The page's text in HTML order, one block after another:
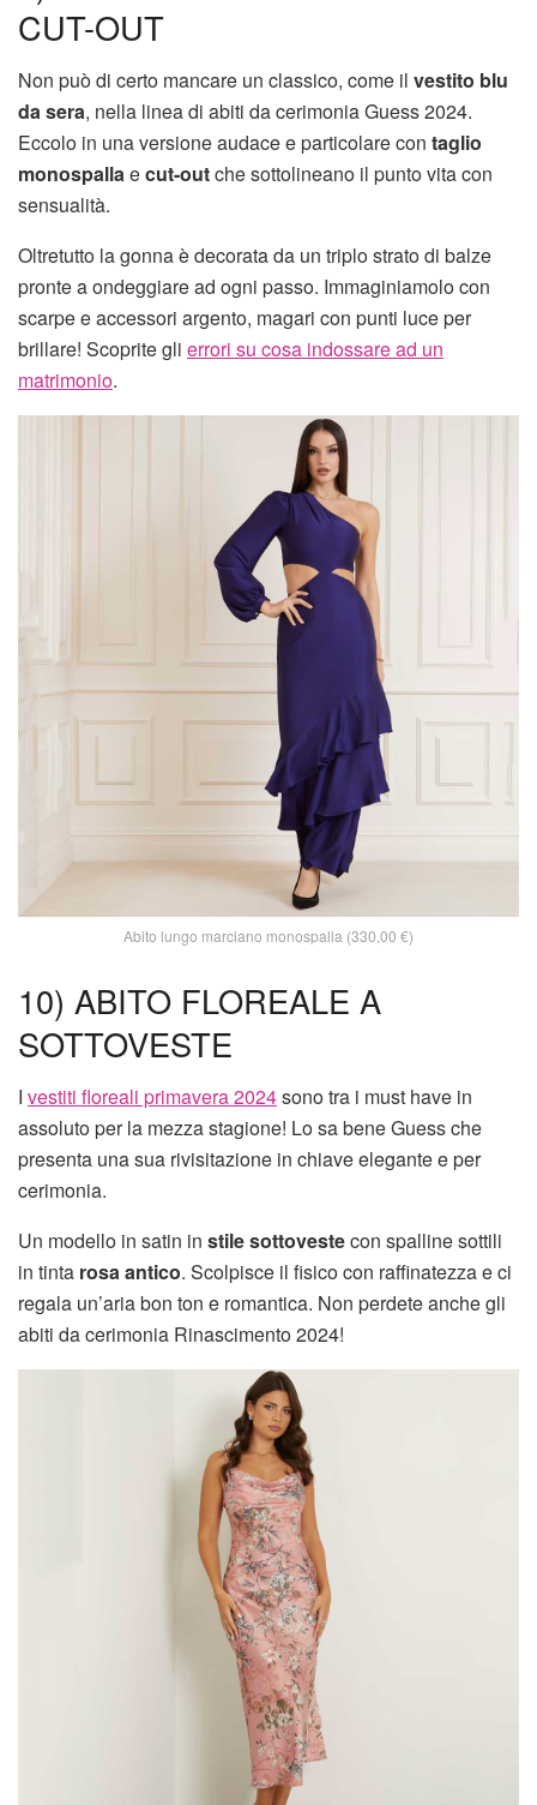
CUT-OUT
Non può di certo mancare un classico, come il vestito blu
da sera, nella linea di abiti da cerimonia Guess 2024.
Eccolo in una versione audace e particolare con taglio
monospallaecut-outche sottolineano il punto vita con
sensualità.
Oltretutto la gonna è decorata da un triplo strato di balze
pronte a ondeggiare ad ogni passo. Immaginiamolo con
scarpe e accessori argento, magari con punti luce per
brillare! Scoprite gli errori su cosa indossare ad un
matrimonio.
Abito lungo marciano monospalla (330,00 €)
10) ABITO FLOREALE A
SOTTOVESTE
I vestiti floreali primavera 2024sono tra i must have in
assoluto per la mezza stagione! Lo sa bene Guess che
presenta una sua rivisitazione in chiave elegante e per
cerimonia.
Un modello in satin in stile sottovestecon spalline sottili
in tinta rosa antico. Scolpisce il fisico con raffinatezza e ci
regala un’aria bon ton e romantica. Non perdete anche gli
abiti da cerimonia Rinascimento 2024!